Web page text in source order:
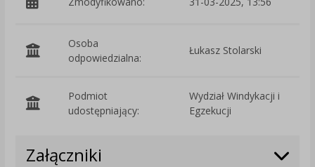
Osoba
odpowiedzialna:
Łukasz Stolarski
Podmiot
udostępniający:
Wydział Windykacji i
Egzekucji
Załączniki